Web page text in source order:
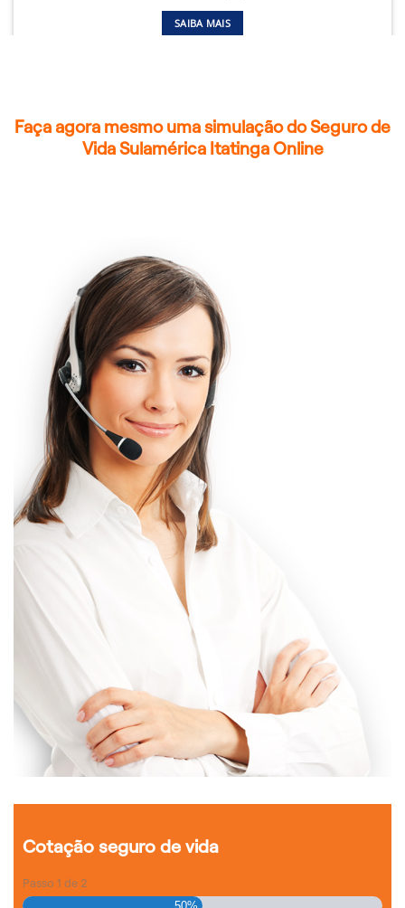
SAIBA MAIS
Faça agora mesmo uma simulação do Seguro de
Vida Sulamérica Itatinga Online
Cotação seguro de vida
Passo 1 de 2